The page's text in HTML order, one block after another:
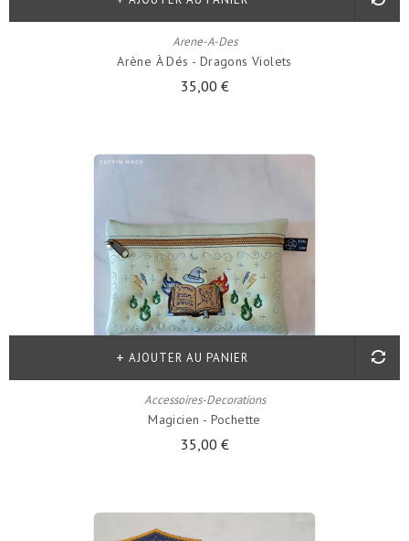
Arene-A-Des
Arène À Dés - Dragons Violets
35,00 €
Accessoires-Decorations
Magicien - Pochette
35,00 €
AJOUTER AU PANIER